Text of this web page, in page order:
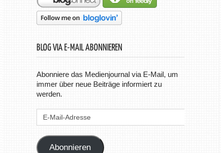
BLOG VIA E-MAIL ABONNIEREN
Abonniere das Medienjournal via E-Mail, um
immer über neue Beiträge informiert zu
werden.
Abonnieren